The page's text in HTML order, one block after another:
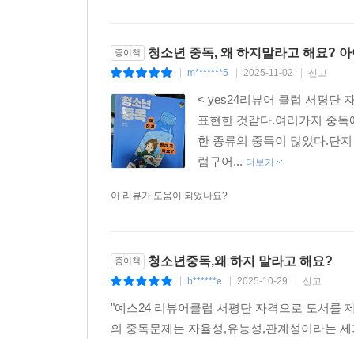
종이책 청소년 중독, 왜 하지말라고 해요?
m*******5 2025-11-02 신고
< yes24리뷰어 클럽 서평단
표현한 것같다.여러가지 중
한 종류의 중독이 많았다.단
럼구어... 더보기
이 리뷰가 도움이 되었나요?
종이책 청소년중독,왜 하지 말라고 해요?
h******e 2025-10-29 신고
"예스24 리뷰어클럽 서평단 자격으로 도서를
의 중독문제는 자율성,유능성,관계성이라는